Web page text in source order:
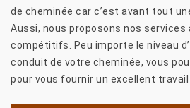
de cheminée car c’est avant tout
Aussi, nous proposons nos
compétitifs. Peu importe le niveau
conduit de votre cheminée, vous
pour vous fournir un excellent